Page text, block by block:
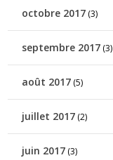
octobre 2017 (3)
septembre 2017 (3)
août 2017 (5)
juillet 2017 (2)
juin 2017 (3)